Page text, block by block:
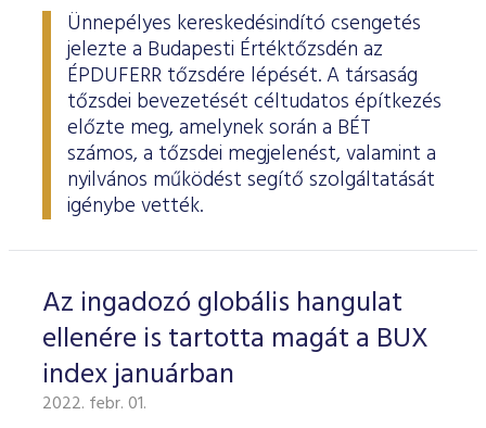
Ünnepélyes kereskedésindító csengetés
jelezte a Budapesti Értéktőzsdén az
ÉPDUFERR tőzsdére lépését. A társaság
tőzsdei bevezetését céltudatos építkezés
előzte meg, amelynek során a BÉT
számos, a tőzsdei megjelenést, valamint a
nyilvános működést segítő szolgáltatását
igénybe vették.
Az ingadozó globális hangulat
ellenére is tartotta magát a BUX
index januárban
2022. febr. 01.